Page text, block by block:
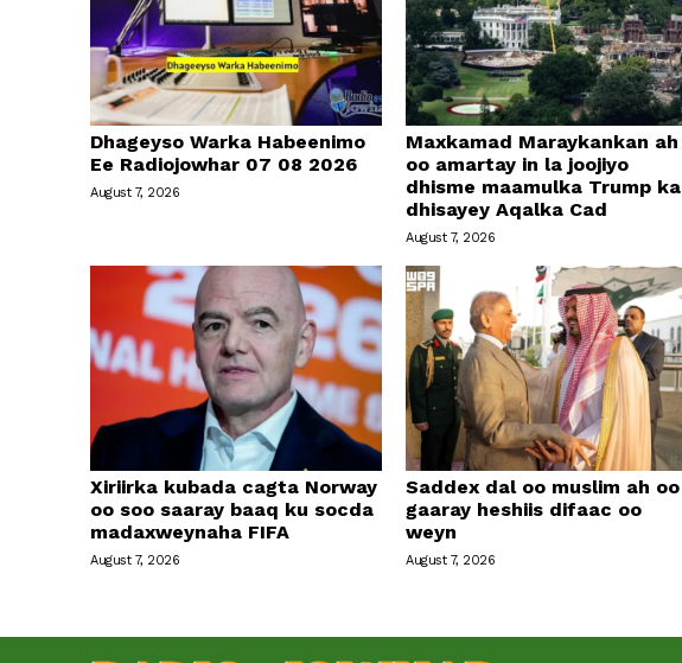
Dhageyso Warka Habeenimo
Ee Radiojowhar 07 08 2026
August 7, 2026
Maxkamad Maraykankan ah
oo amartay in la joojiyo
dhisme maamulka Trump ka
dhisayey Aqalka Cad
August 7, 2026
Xiriirka kubada cagta Norway
oo soo saaray baaq ku socda
madaxweynaha FIFA
August 7, 2026
Saddex dal oo muslim ah oo
gaaray heshiis difaac oo
weyn
August 7, 2026